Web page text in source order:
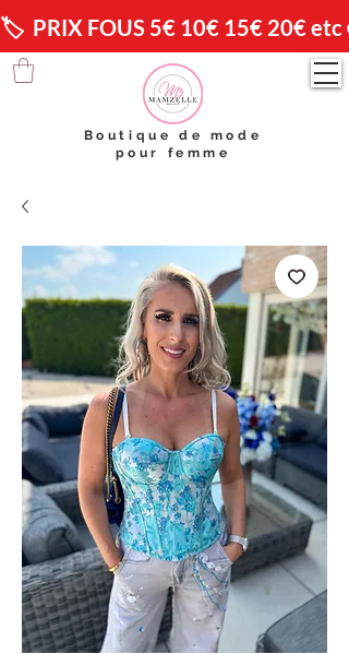
🏷️  PRIX FOUS 5€ 10€ 15€ 20€ etc
Boutique de mode
pour femme